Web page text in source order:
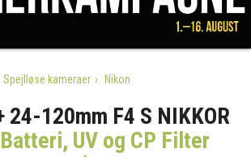
Spejlløse kameraer Nikon
24-120mm F4 S NIKKOR
UV og CP Filter